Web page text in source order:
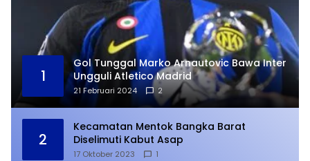
1
Gol Tunggal Marko Arnautovic Bawa Inter
Ungguli Atletico Madrid
21 Februari 2024 2
2
Kecamatan Mentok Bangka Barat
Diselimuti Kabut Asap
17 Oktober 2023 1